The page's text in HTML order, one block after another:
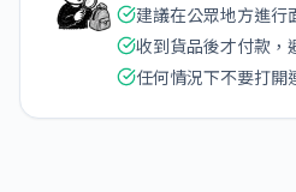
建議在公眾地方進行
收到貨品後才付款，
任何情況下不要打開